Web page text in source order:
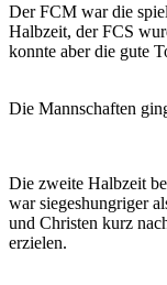
Der FCM war die
Halbzeit, der FCS
konnte aber die gute
Die Mannschaften
Die zweite Halbzeit
war siegeshungriger
und Christen kurz
erzielen.